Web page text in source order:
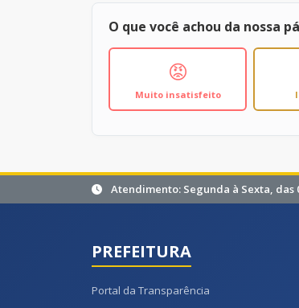
O que você achou da nossa
😡
Muito insatisfeito
Atendimento: Segunda à Sexta, das
PREFEITURA
Portal da Transparência